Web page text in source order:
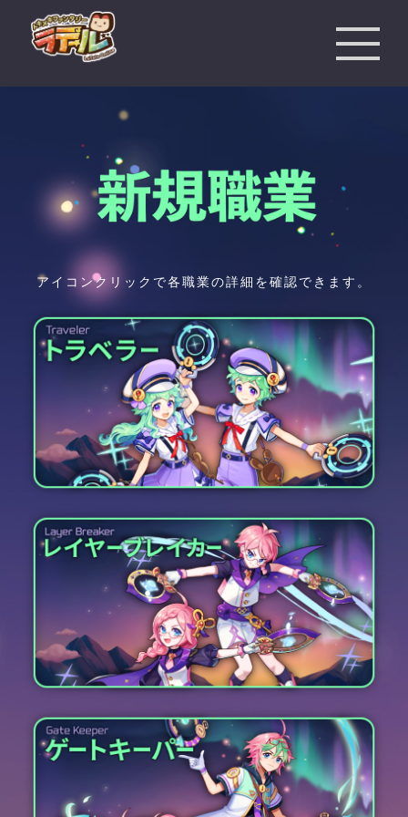
アイコンクリックで各職業の詳細を確認できます。
"一緒に冒険を始めよう！"
突然現れるようになった不思議な“扉”。
そして、その隙間から見え隠れする異世界の様
ひとたび扉を潜ると感じられる美しさと不安の
アンバランスさに、
急いで戻ると、その扉の痕跡は露と消えてしま
う。
不思議な扉の存在をはっきりと認知した後も
常にその存在には疑問を抱かざるを得ない。
その疑問は、平静を保とうとする心を揺さぶ